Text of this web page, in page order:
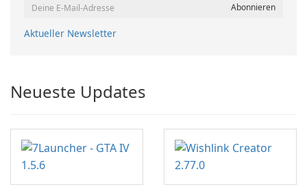
Aktueller Newsletter
Neueste Updates